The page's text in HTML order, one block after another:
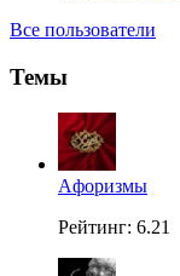
Все пользователи
Темы
Aфоризмы
Рейтинг: 6.21